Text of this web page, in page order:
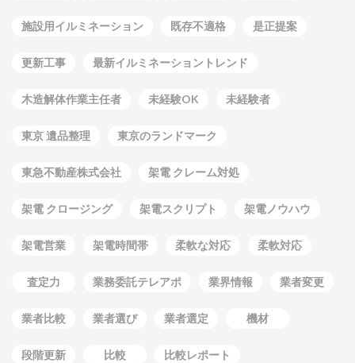
施設用イルミネーション 既存不適格 是正提案
更新工事 最新イルミネーショントレンド
木造解体作業主任者 未経験OK 未経験者
東京 遺品整理 東京のランドマーク
東急不動産株式会社 架電 クレーム対処
架電 クロージング 架電スクリプト 架電ノウハウ
架電営業 架電時間帯 柔軟な対応 柔軟対応
査定力 業務委託テレアポ 業界情報 業者変更
業者比較 業者選び 業者選定 機材
段階更新 比較 比較レポート